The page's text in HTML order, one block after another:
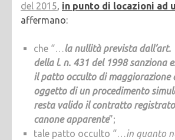
del 2015, in punto di locazioni ad
affermano:
che “…la nullità prevista dall’art.
della l. n. 431 del 1998 sanziona
il patto occulto di maggiorazione
oggetto di un procedimento
resta valido il contratto
canone apparente”;
tale patto occulto “…in quanto